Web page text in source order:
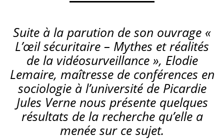
Suite à la parution de son ouvrage «
L’œil sécuritaire – Mythes et réalités
de la vidéosurveillance », Elodie
Lemaire, maîtresse de conférences en
sociologie à l’université de Picardie
Jules Verne nous présente quelques
résultats de la recherche qu’elle a
menée sur ce sujet.